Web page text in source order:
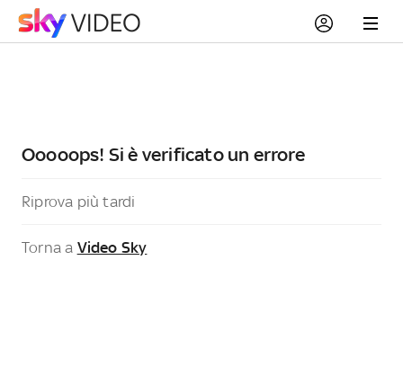
Ooooops! Si è verificato un errore
Riprova più tardi
Torna a Video Sky